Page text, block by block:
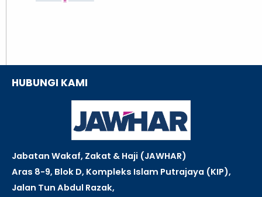
HUBUNGI KAMI
Jabatan Wakaf, Zakat & Haji (JAWHAR)
Aras 8-9, Blok D, Kompleks Islam Putrajaya (KIP),
Jalan Tun Abdul Razak,